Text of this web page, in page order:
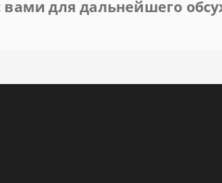
для дальнейшего